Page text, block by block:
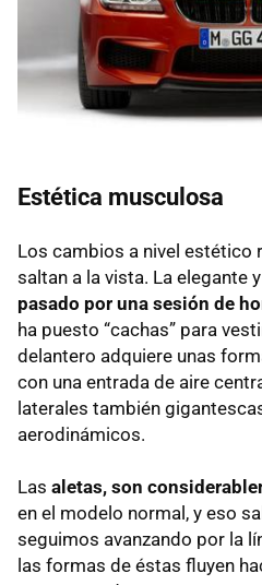
Estética musculosa
Los cambios a nivel estético
saltan a la vista. La elegante
pasado por una sesión de
ha puesto “cachas” para
delantero adquiere unas
con una entrada de aire
laterales también
aerodinámicos.
Las aletas, son
en el modelo normal, y eso
seguimos avanzando por la
las formas de éstas fluyen